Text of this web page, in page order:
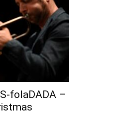
folaDADA –